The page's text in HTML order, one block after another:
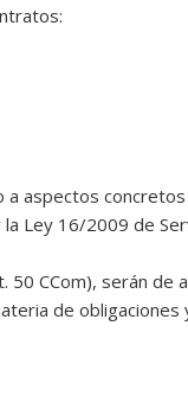
a aspectos
Ley 16/2009 de
CCom), serán de
de obligaciones